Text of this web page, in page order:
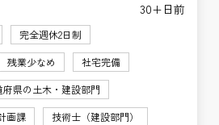
30+日前
完全週休2日制
残業少なめ
社宅完備
府県の土木・建設部門
画課
技術士（建設部門）